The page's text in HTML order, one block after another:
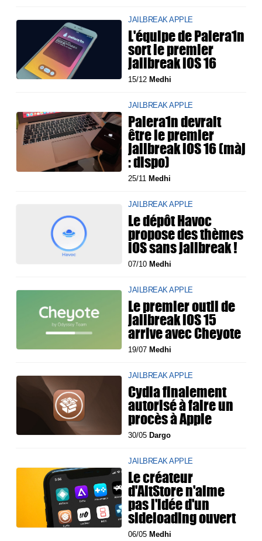
JAILBREAK APPLE
L'équipe de Palera1n
sort le premier
jailbreak iOS 16
15/12 Medhi
JAILBREAK APPLE
Palera1n devrait
être le premier
jailbreak iOS 16 (màj
: dispo)
25/11 Medhi
JAILBREAK APPLE
Le dépôt Havoc
propose des thèmes
iOS sans jailbreak !
07/10 Medhi
JAILBREAK APPLE
Le premier outil de
jailbreak iOS 15
arrive avec Cheyote
19/07 Medhi
JAILBREAK APPLE
Cydia finalement
autorisé à faire un
procès à Apple
30/05 Dargo
JAILBREAK APPLE
Le créateur
d'AltStore n'aime
pas l'idée d'un
sideloading ouvert
06/05 Medhi